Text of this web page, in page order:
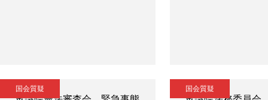
国会質疑 国会質疑